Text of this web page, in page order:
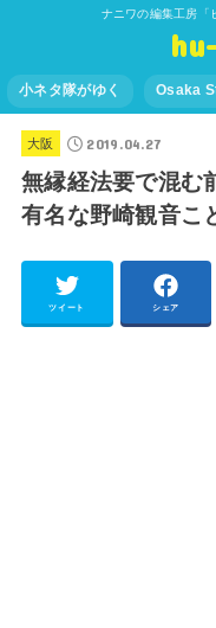
ナニワの編集工房「
小ネタ隊がゆく Osaka
大阪 2019.04.27
無縁経法要で混む
有名な野崎観音こ
ツイート シェア